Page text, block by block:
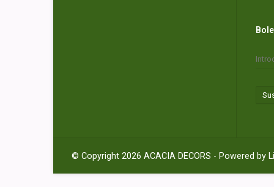
© Copyright 2026 ACACIA DECORS - Powered by